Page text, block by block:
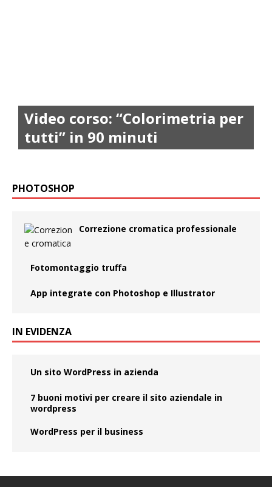
Video corso: “Colorimetria per
tutti” in 90 minuti
PHOTOSHOP
Correzione cromatica professionale
Fotomontaggio truffa
App integrate con Photoshop e Illustrator
IN EVIDENZA
Un sito WordPress in azienda
7 buoni motivi per creare il sito aziendale in
wordpress
WordPress per il business